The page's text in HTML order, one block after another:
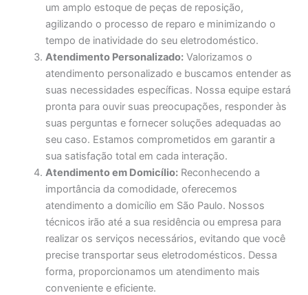
um amplo estoque de peças de reposição,
agilizando o processo de reparo e minimizando o
tempo de inatividade do seu eletrodoméstico.
Atendimento Personalizado: Valorizamos o
atendimento personalizado e buscamos entender as
suas necessidades específicas. Nossa equipe estará
pronta para ouvir suas preocupações, responder às
suas perguntas e fornecer soluções adequadas ao
seu caso. Estamos comprometidos em garantir a
sua satisfação total em cada interação.
Atendimento em Domicílio: Reconhecendo a
importância da comodidade, oferecemos
atendimento a domicílio em São Paulo. Nossos
técnicos irão até a sua residência ou empresa para
realizar os serviços necessários, evitando que você
precise transportar seus eletrodomésticos. Dessa
forma, proporcionamos um atendimento mais
conveniente e eficiente.